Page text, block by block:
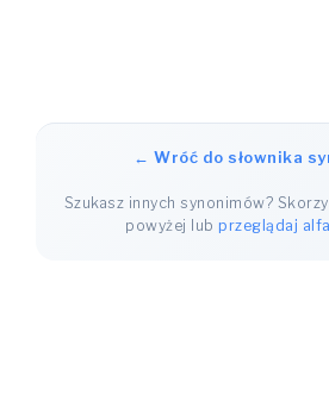
← Wróć do słownika
Szukasz innych synonimów?
powyżej lubprzeglądaj